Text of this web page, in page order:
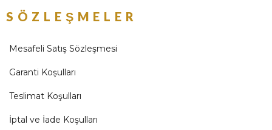
SÖZLEŞMELER
Mesafeli Satış Sözleşmesi
Garanti Koşulları
Teslimat Koşulları
İptal ve İade Koşulları